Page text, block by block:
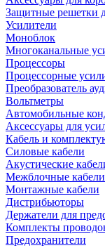
Защитные решетки
Усилители
Моноблок
Многоканальные
Процессоры
Процессорные
Преобразователь
Вольтметры
Автомобильные
Аксессуары для
Кабель и
Силовые кабели
Акустические
Межблочные кабели
Монтажные кабели
Дистрибьюторы
Держатели для
Комплекты
Предохранители